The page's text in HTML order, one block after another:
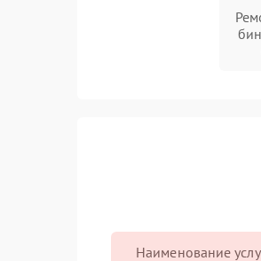
Наименование